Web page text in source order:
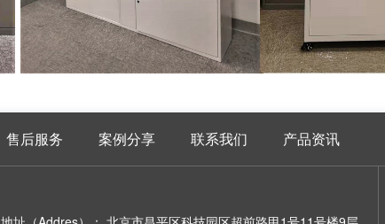
售后服务 案例分享 联系我们 产品资讯